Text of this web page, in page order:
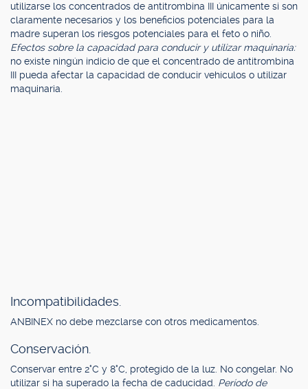
utilizarse los concentrados de antitrombina III únicamente si son
claramente necesarios y los beneficios potenciales para la
madre superan los riesgos potenciales para el feto o niño.
Efectos sobre la capacidad para conducir y utilizar maquinaria:
no existe ningún indicio de que el concentrado de antitrombina
III pueda afectar la capacidad de conducir vehículos o utilizar
maquinaria.
Incompatibilidades.
ANBINEX no debe mezclarse con otros medicamentos.
Conservación.
Conservar entre 2°C y 8°C, protegido de la luz. No congelar. No
utilizar si ha superado la fecha de caducidad. Período de